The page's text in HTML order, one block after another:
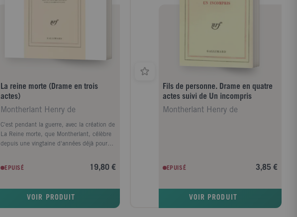
La reine morte (Drame en trois
actes)
Montherlant Henry de
C'est pendant la guerre, avec la création de
La Reine morte, que Montherlant, célèbre
depuis une vingtaine d'années déjà pour
sur la scène française. Persuadé que la
tragédie est l'une des clefs pour déchiffrer
ressuscite avec La Reine morte la grande
tragédie, mêlant conflits politiques et
EPUISÉ 19,80 €
VOIR PRODUIT
Fils de personne. Drame en quatre
actes suivi de Un incompris
Montherlant Henry de
EPUISÉ 3,85 €
VOIR PRODUIT